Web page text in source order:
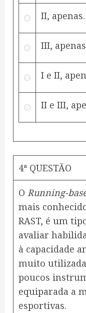
II, apenas.
III,
I e II,
II e III,
4ª QUESTÃO
O Running-
mais
RAST, é um
avaliar
à capacidade
muito
poucos
equiparada a
esportivas.